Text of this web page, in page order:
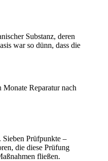
Substanz, deren
war so dünn, dass die
Reparatur nach
Prüfpunkte –
die diese Prüfung
fließen.